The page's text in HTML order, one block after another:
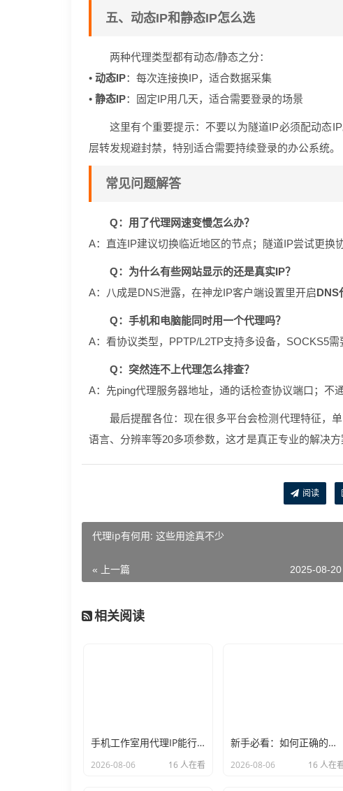
五、动态IP和静态IP怎么选
两种代理类型都有动态/静态之分：
• 动态IP：每次连接换IP，适合数据采集
• 静态IP：固定IP用几天，适合需要登录的场景
这里有个重要提示：不要以为隧道IP必须配动态
层转发规避封禁，特别适合需要持续登录的办公系统。
常见问题解答
Q：用了代理网速变慢怎么办？
A：直连IP建议切换临近地区的节点；隧道IP尝试更换
Q：为什么有些网站显示的还是真实IP？
A：八成是DNS泄露，在神龙IP客户端设置里开启DNS
Q：手机和电脑能同时用一个代理吗？
A：看协议类型，PPTP/L2TP支持多设备，SOCKS5需
Q：突然连不上代理怎么排查？
A：先ping代理服务器地址，通的话检查协议端口；不
最后提醒各位：现在很多平台会检测代理特征，
语言、分辨率等20多项参数，这才是真正专业的解决方
阅读
代理ip有何用: 这些用途真不少
« 上一篇 2025-08-20
相关阅读
手机工作室用代理IP能行么？过来人的经验告诉你答案
2026-08-06 16 人在看
新手必看：如何正确的选择代理ip软件，别再交智商税了
2026-08-06 16 人在